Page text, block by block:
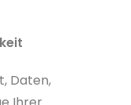
Daten,